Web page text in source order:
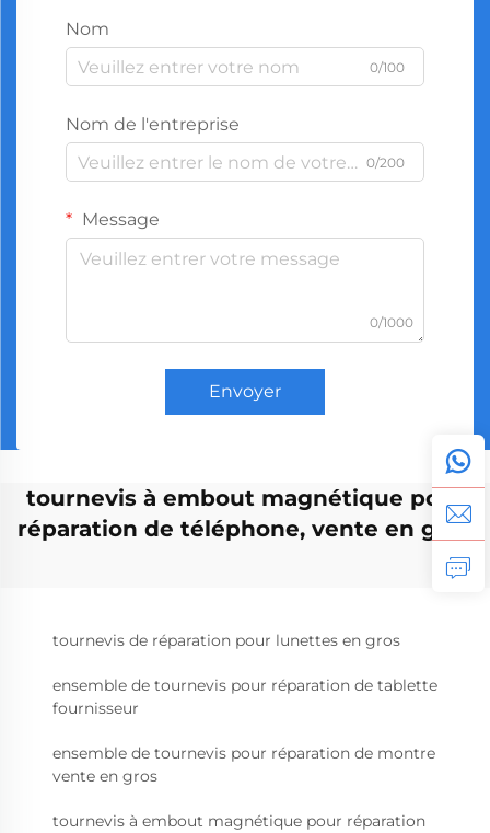
Nom
0/100
Nom de l'entreprise
0/200
Message
0/1000
Envoyer
tournevis à embout magnétique pour
réparation de téléphone, vente en gros
tournevis de réparation pour lunettes en gros
ensemble de tournevis pour réparation de tablette
fournisseur
ensemble de tournevis pour réparation de montre
vente en gros
tournevis à embout magnétique pour réparation